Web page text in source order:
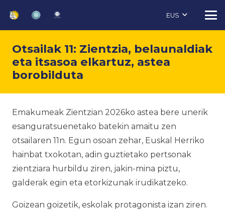
EUS
Otsailak 11: Zientzia, belaunaldiak
eta itsasoa elkartuz, astea
borobilduta
Emakumeak Zientzian 2026ko astea bere unerik
esanguratsuenetako batekin amaitu zen
otsailaren 11n. Egun osoan zehar, Euskal Herriko
hainbat txokotan, adin guztietako pertsonak
zientziara hurbildu ziren, jakin-mina piztu,
galderak egin eta etorkizunak irudikatzeko.
Goizean goizetik, eskolak protagonista izan ziren.